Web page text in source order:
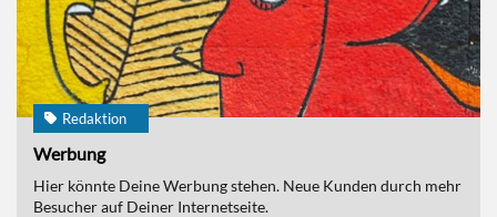
Redaktion
Werbung
Hier könnte Deine Werbung stehen. Neue Kunden durch mehr
Besucher auf Deiner Internetseite.